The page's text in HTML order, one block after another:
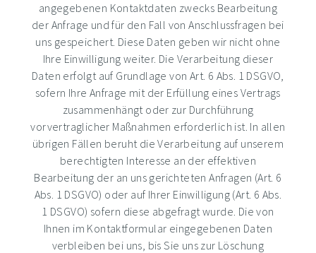
angegebenen Kontaktdaten zwecks Bearbeitung
der Anfrage und für den Fall von Anschlussfragen bei
uns gespeichert. Diese Daten geben wir nicht ohne
Ihre Einwilligung weiter. Die Verarbeitung dieser
Daten erfolgt auf Grundlage von Art. 6 Abs. 1 DSGVO,
sofern Ihre Anfrage mit der Erfüllung eines Vertrags
zusammenhängt oder zur Durchführung
vorvertraglicher Maßnahmen erforderlich ist. In allen
übrigen Fällen beruht die Verarbeitung auf unserem
berechtigten Interesse an der effektiven
Bearbeitung der an uns gerichteten Anfragen (Art. 6
Abs. 1 DSGVO) oder auf Ihrer Einwilligung (Art. 6 Abs.
1 DSGVO) sofern diese abgefragt wurde. Die von
Ihnen im Kontaktformular eingegebenen Daten
verbleiben bei uns, bis Sie uns zur Löschung